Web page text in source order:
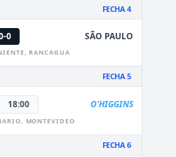
FECHA 4
0 SÃO PAULO
RANCAGUA
FECHA 5
18:00 O'HIGGINS
MONTEVIDEO
FECHA 6